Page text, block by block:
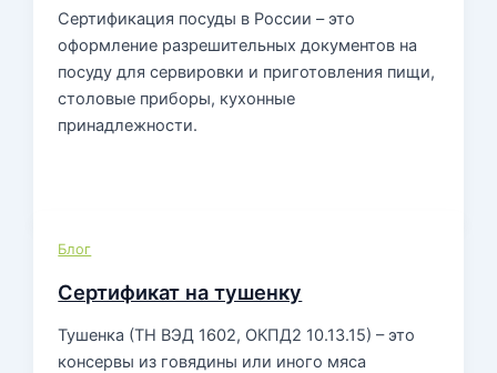
Сертификация посуды в России – это
оформление разрешительных документов на
посуду для сервировки и приготовления пищи,
столовые приборы, кухонные
принадлежности.
Блог
Сертификат на тушенку
Тушенка (ТН ВЭД 1602, ОКПД2 10.13.15) – это
консервы из говядины или иного мяса